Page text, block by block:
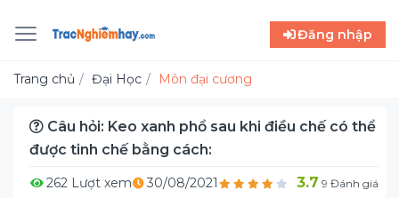
Đăng nhập
Trang chủ Đại Học Môn đại cương
Câu hỏi: Keo xanh phổ sau khi điều chế có thể
được tinh chế bằng cách:
262 Lượt xem 30/08/2021 3.7 9 Đánh giá